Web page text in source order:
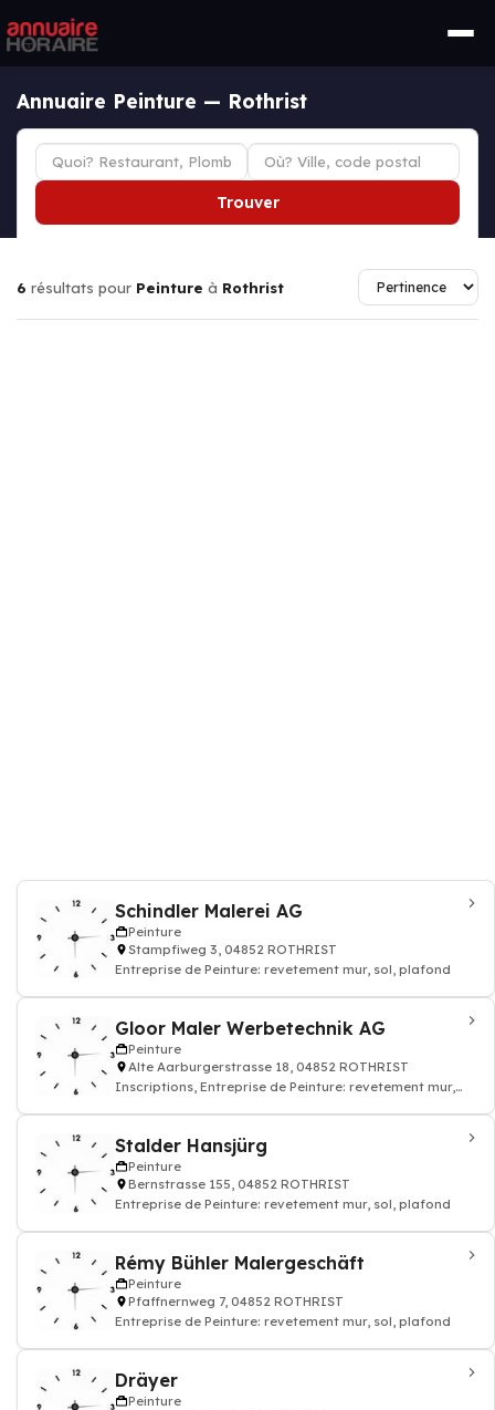
Annuaire Peinture — Rothrist
Trouver
6 résultats pour Peinture à Rothrist
Schindler Malerei AG
Peinture
Stampfiweg 3, 04852 ROTHRIST
Entreprise de Peinture: revetement mur, sol, plafond
Gloor Maler Werbetechnik AG
Peinture
Alte Aarburgerstrasse 18, 04852 ROTHRIST
Inscriptions, Entreprise de Peinture: revetement mur,
Stalder Hansjürg
Peinture
Bernstrasse 155, 04852 ROTHRIST
Entreprise de Peinture: revetement mur, sol, plafond
Rémy Bühler Malergeschäft
Peinture
Pfaffnernweg 7, 04852 ROTHRIST
Entreprise de Peinture: revetement mur, sol, plafond
Dräyer
Peinture